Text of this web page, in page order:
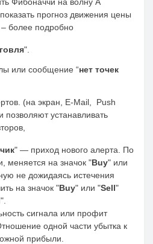
прогноз движения цены
– более подробно
".
или сообщение “нет точек
(на экран, E-Mail, Push
устанавливать
" — приход нового алерта. По
меняется на значок "Buy" или
не дожидаясь истечения
на значок "Buy" или "Sell"
".
сигнала или профит
одной части убытка к
прибыли.